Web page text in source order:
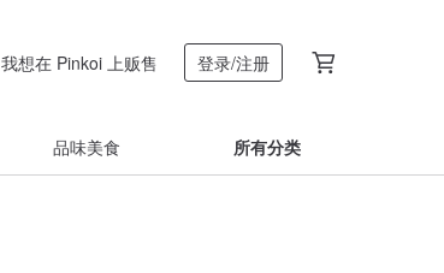
我想在 Pinkoi 上贩售 登录/注册
品味美食 所有分类